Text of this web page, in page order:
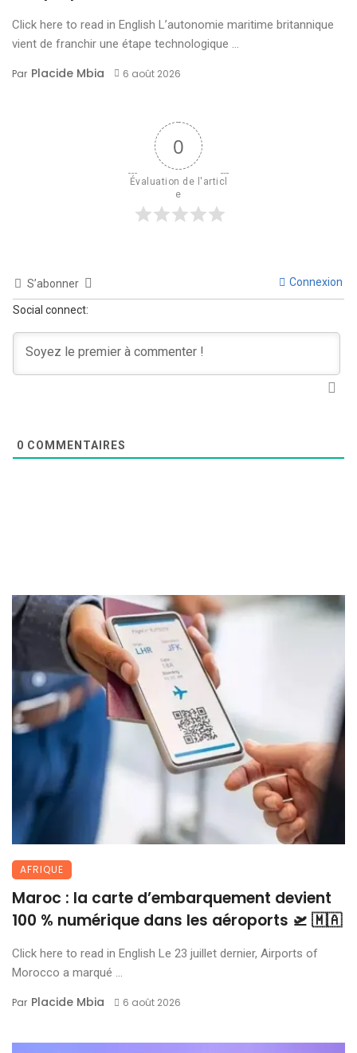
Click here to read in English L’autonomie maritime britannique
vient de franchir une étape technologique ...
Par Placide Mbia 6 août 2026
0
Évaluation de l'articl
e
S’abonner Connexion
Social connect:
0 COMMENTAIRES
AFRIQUE
Maroc : la carte d’embarquement devient
100 % numérique dans les aéroports 🛫 🇲🇦
Click here to read in English Le 23 juillet dernier, Airports of
Morocco a marqué ...
Par Placide Mbia 6 août 2026